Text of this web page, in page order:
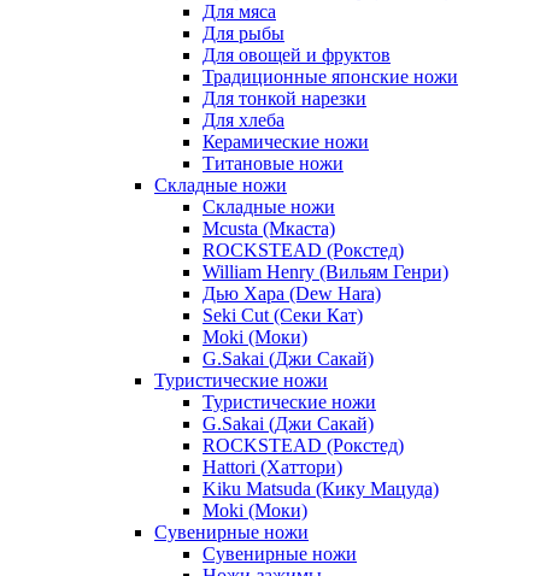
Для мяса
Для рыбы
Для овощей и фруктов
Традиционные японские ножи
Для тонкой нарезки
Для хлеба
Керамические ножи
Титановые ножи
Складные ножи
Складные ножи
Mcusta (Мкаста)
ROCKSTEAD (Рокстед)
William Henry (Вильям Генри)
Дью Хара (Dew Hara)
Seki Cut (Секи Кат)
Moki (Моки)
G.Sakai (Джи Сакай)
Туристические ножи
Туристические ножи
G.Sakai (Джи Сакай)
ROCKSTEAD (Рокстед)
Hattori (Хаттори)
Kiku Matsuda (Кику Мацуда)
Moki (Моки)
Сувенирные ножи
Сувенирные ножи